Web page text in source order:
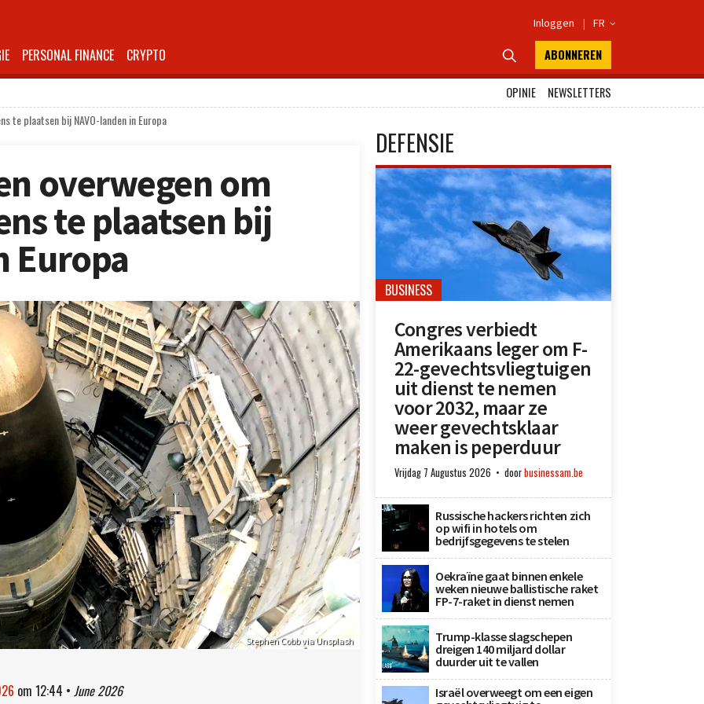
Inloggen | FR 
PERSONAL FINANCE CRYPTO  ABONNEREN
OPINIE
NEWSLETTERS
te plaatsen bij NAVO-landen in Europa
overwegen om
te plaatsen bij
Europa
Stephen Cobb via Unsplash
om 12:44 • June 2026
DEFENSIE
BUSINESS
Congres verbiedt
Amerikaans leger om F-
22-gevechtsvliegtuigen
uit dienst te nemen
voor 2032, maar ze
weer gevechtsklaar
maken is peperduur
Vrijdag 7 Augustus 2026 doorbusinessam.be
Russische hackers richten zich
op wifi in hotels om
bedrijfsgegevens te stelen
Oekraïne gaat binnen enkele
weken nieuwe ballistische raket
FP-7-raket in dienst nemen
Trump-klasse slagschepen
dreigen 140 miljard dollar
duurder uit te vallen
Israël overweegt om een eigen